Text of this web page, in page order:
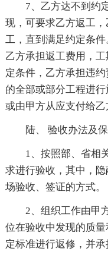
7、乙方达不到约
现，可要求乙方返工
工，直到满足约定条
乙方承担返工费用，
定条件，乙方承担违
的全部或部分工程进
或由甲方从应支付给乙
陆、 验收办法及
1、按照部、省相
求进行验收，其中，
场验收、签证的方式。
2、组织工作由甲
位在验收中发现的质
定标准进行返修，并承